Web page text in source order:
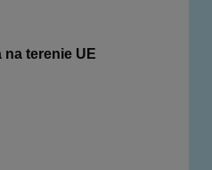
terenie UE